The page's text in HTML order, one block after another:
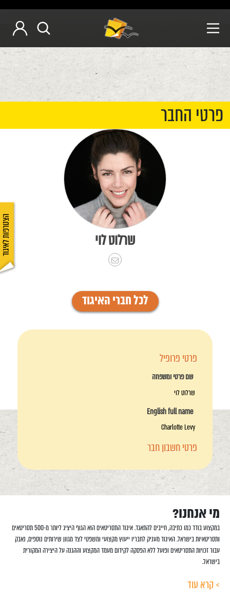
הצטרפות לאיגוד
פרטי החבר
שרלוט לוי
לכל חברי האיגוד
פרטי פרופיל
שם פרטי ומשפחה
שרלוט לוי
English full name
Charlotte Levy
פרטי חשבון חבר
מי אנחנו?
במקצוע בודד כמו כתיבה, חייבים להתאגד. איגוד התסריטאים הוא הגוף היציג ליותר מ-500 תסריטאים
ותסריטאיות בישראל. האיגוד מעניק לחבריו ייעוץ מקצועי ומשפטי לצד מגוון שירותים נוספים, נאבק
עבור זכויות התסריטאים ופועל ללא הפסקה לקידום מעמד המקצוע וההגנה על היצירה המקורית
בישראל.
> קרא עוד